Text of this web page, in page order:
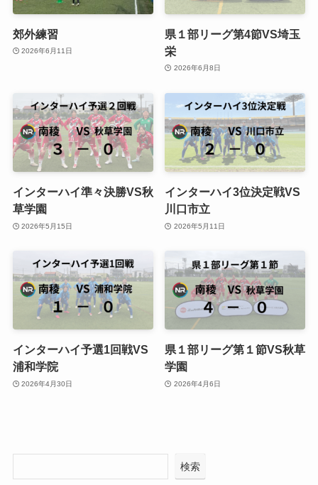
郊外練習
2026年6月11日
県１部リーグ第4節VS埼玉
栄
2026年6月8日
インターハイ準々決勝VS秋
草学園
2026年5月15日
インターハイ3位決定戦VS
川口市立
2026年5月11日
インターハイ予選1回戦VS
浦和学院
2026年4月30日
県１部リーグ第１節VS秋草
学園
2026年4月6日
検索